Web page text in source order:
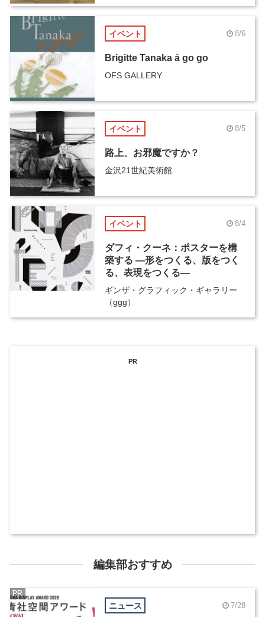
イベント 8/6
Brigitte Tanaka ā go go
OFS GALLERY
イベント 8/5
路上、お邪魔ですか？
金沢21世紀美術館
イベント 8/4
ダフィ・クーネ：ポスターを構
築する ―形をつくる、版をつく
る、表現をつくる―
ギンザ・グラフィック・ギャラリー
（ggg）
PR
編集部おすすめ
ニュース 7/28
PR